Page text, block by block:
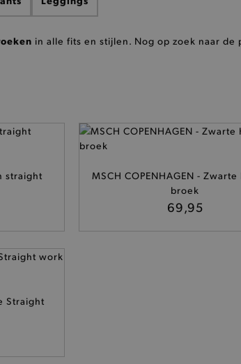
in alle fits en stijlen. Nog op zoek naar de
straight
MSCH COPENHAGEN -
broek
69,95
Straight